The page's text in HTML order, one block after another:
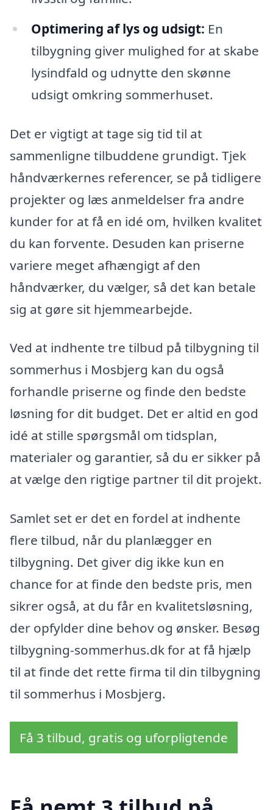
Optimering af lys og udsigt: En
tilbygning giver mulighed for at skabe
lysindfald og udnytte den skønne
udsigt omkring sommerhuset.
Det er vigtigt at tage sig tid til at
sammenligne tilbuddene grundigt. Tjek
håndværkernes referencer, se på tidligere
projekter og læs anmeldelser fra andre
kunder for at få en idé om, hvilken kvalitet
du kan forvente. Desuden kan priserne
variere meget afhængigt af den
håndværker, du vælger, så det kan betale
sig at gøre sit hjemmearbejde.
Ved at indhente tre tilbud på tilbygning til
sommerhus i Mosbjerg kan du også
forhandle priserne og finde den bedste
løsning for dit budget. Det er altid en god
idé at stille spørgsmål om tidsplan,
materialer og garantier, så du er sikker på
at vælge den rigtige partner til dit projekt.
Samlet set er det en fordel at indhente
flere tilbud, når du planlægger en
tilbygning. Det giver dig ikke kun en
chance for at finde den bedste pris, men
sikrer også, at du får en kvalitetsløsning,
der opfylder dine behov og ønsker. Besøg
tilbygning-sommerhus.dk for at få hjælp
til at finde det rette firma til din tilbygning
til sommerhus i Mosbjerg.
Få 3 tilbud, gratis og uforpligtende